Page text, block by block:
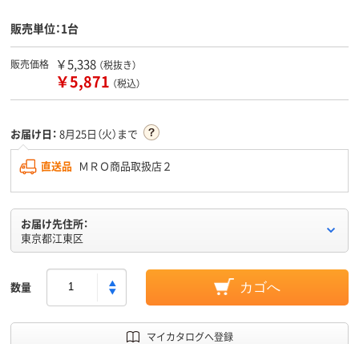
販売単位：1台
販売価格 ￥5,338 （税抜き）
￥5,871 （税込）
お届け日： 8月25日（火）まで
直送品 ＭＲＯ商品取扱店２
お届け先住所：
東京都江東区
数量 カゴへ
マイカタログへ登録